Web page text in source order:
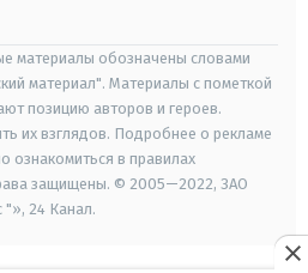
материалы обозначены словами
материал". Материалы с пометкой
позицию авторов и героев.
их взглядов. Подробнее о рекламе
ознакомиться в правилах
защищены. © 2005—2022, ЗАО
24 Канал.